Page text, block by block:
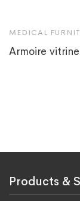
MEDICAL
Armoire
Products &